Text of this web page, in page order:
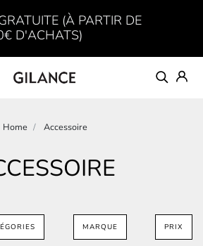
(À PARTIR DE
D'ACHATS)
Home Accessoire
MARQUE PRIX